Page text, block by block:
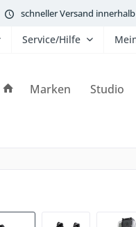
schneller Versand
Service/Hilfe
Marken Studio